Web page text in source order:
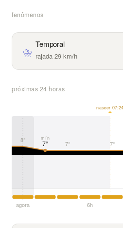
fenômenos
⛈
Temporal
rajada 29 km/h
próximas 24 horas
8° 7° 7° 7°
mín
agora 6h
nascer 07:24